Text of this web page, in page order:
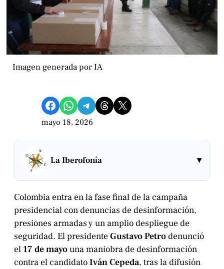
Imagen generada por IA
Compartir en Facebook Compartir en WhatsApp Compartir en Telegram Share on Threads Compartir en X
mayo 18, 2026
La Iberofonía ▾
Colombia entra en la fase final de la campaña
presidencial con denuncias de desinformación,
presiones armadas y un amplio despliegue de
seguridad. El presidenteGustavo Petrodenunció
el 17 de mayouna maniobra de desinformación
contra el candidatoIván Cepeda, tras la difusión